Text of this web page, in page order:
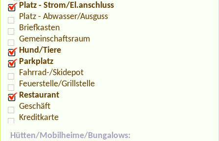
Platz - Strom/El.anschluss
Platz - Abwasser/Ausguss
Briefkasten
Gemeinschaftsraum
Hund/Tiere
Parkplatz
Fahrrad-/Skidepot
Feuerstelle/Grillstelle
Restaurant
Geschäft
Kreditkarte
Hütten/Mobilheime/Bungalows: